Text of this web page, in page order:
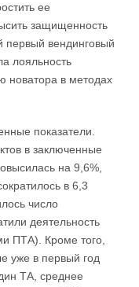
ее
защищенность
первый вендинговый
лояльность
новатора в методах
показатели.
в заключенные
на 9,6%,
в 6,3
число
деятельность
ПТА). Кроме того,
уже в первый год
ТА, среднее